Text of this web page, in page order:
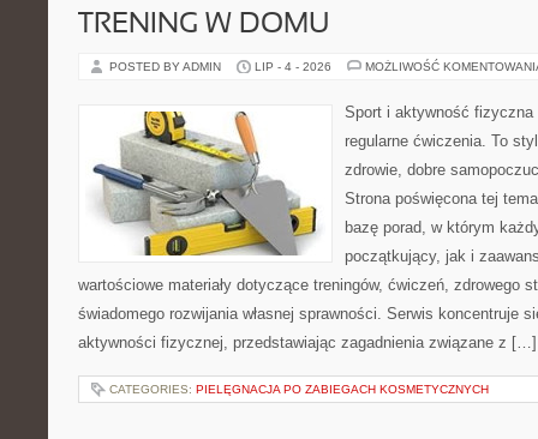
TRENING W DOMU
POSTED BY ADMIN LIP - 4 - 2026 MOŻLIWOŚĆ
Sport i aktywność
regularne ćwiczenia. To
zdrowie, dobre
Strona poświęcona tej
bazę porad, w którym
początkujący, jak i
wartościowe materiały dotyczące treningów, ćwiczeń, zdrowego
świadomego rozwijania własnej sprawności. Serwis koncentruje
aktywności fizycznej, przedstawiając zagadnienia związane z […]
CATEGORIES: PIELĘGNACJA PO ZABIEGACH KOSMETYCZNYCH